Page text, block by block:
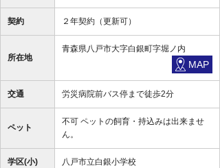
契約 ２年契約（更新可）
所在地
青森県八戸市大字白銀町字堀ノ内
MAP
交通 労災病院前バス停まで徒歩2分
ペット
不可 ペットの飼育・持込みは出来ませ
ん。
学区(小) 八戸市立白銀小学校